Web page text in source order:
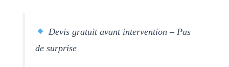
Devis gratuit avant intervention – Pas
de surprise